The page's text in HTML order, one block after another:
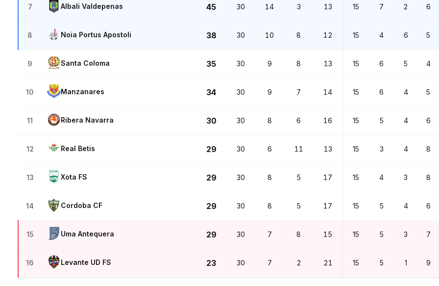
7 Albali Valdepenas 45 30 14 3 13 15 7 2 6
8 Noia Portus Apostoli 38 30 10 8 12 15 4 6 5
9 Santa Coloma 35 30 9 8 13 15 6 5 4
10 Manzanares 34 30 9 7 14 15 6 4 5
11 Ribera Navarra 30 30 8 6 16 15 5 4 6
12 Real Betis 29 30 6 11 13 15 3 4 8
13 Xota FS 29 30 8 5 17 15 4 3 8
14 Cordoba CF 29 30 8 5 17 15 5 4 6
15 Uma Antequera 29 30 7 8 15 15 5 3 7
16 Levante UD FS 23 30 7 2 21 15 5 1 9